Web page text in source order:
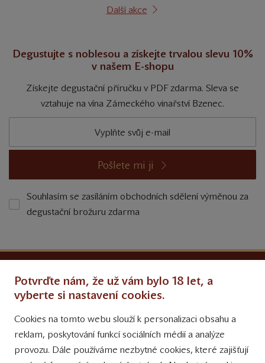
Další akce
Degustujte s noblesou a získejte trvalou slevu 10%
v našem E-shopu
Získejte degustační příručku v PDF zdarma. Sleva se
vztahuje na vína Zámeckého vinařství Bzenec.
Pošlete mi ji
Souhlasím se zasíláním obchodních sdělení výměnou za
degustační brožuru zdarma
Obchodní podmínky
Přinášíme vám týdně
tipy na Facebooku
Potvrďte nám, že už vám bylo 18 let, a
vyberte si nastavení cookies.
Cookies na tomto webu slouží k personalizaci obsahu a
reklam, poskytování funkcí sociálních médií a analýze
provozu. Dále používáme nezbytné cookies, které zajišťují